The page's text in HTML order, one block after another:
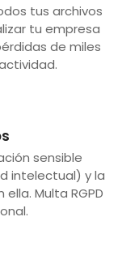
tus archivos
tu empresa
de miles
sensible
intelectual) y la
Multa RGPD